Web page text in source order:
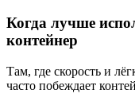
Когда лучше
контейнер
Там, где скорость и
часто побеждает